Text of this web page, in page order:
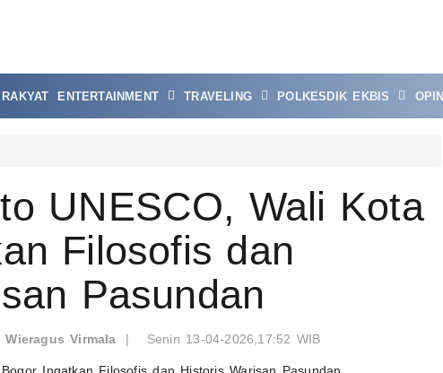
ENTERTAINMENT TRAVELING POLKESDIK EKBIS OPINI
UNESCO, Wali Kota
Filosofis dan
Pasundan
Wieragus Virmala | Senin 13-04-2026,17:52 WIB